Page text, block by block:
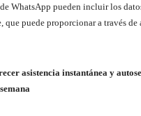
WhatsApp pueden incluir los
que puede proporcionar a través de
asistencia instantánea y